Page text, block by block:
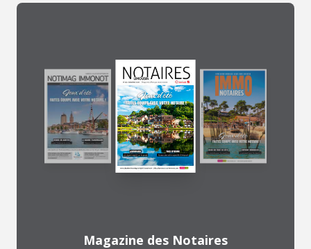
Magazine des Notaires